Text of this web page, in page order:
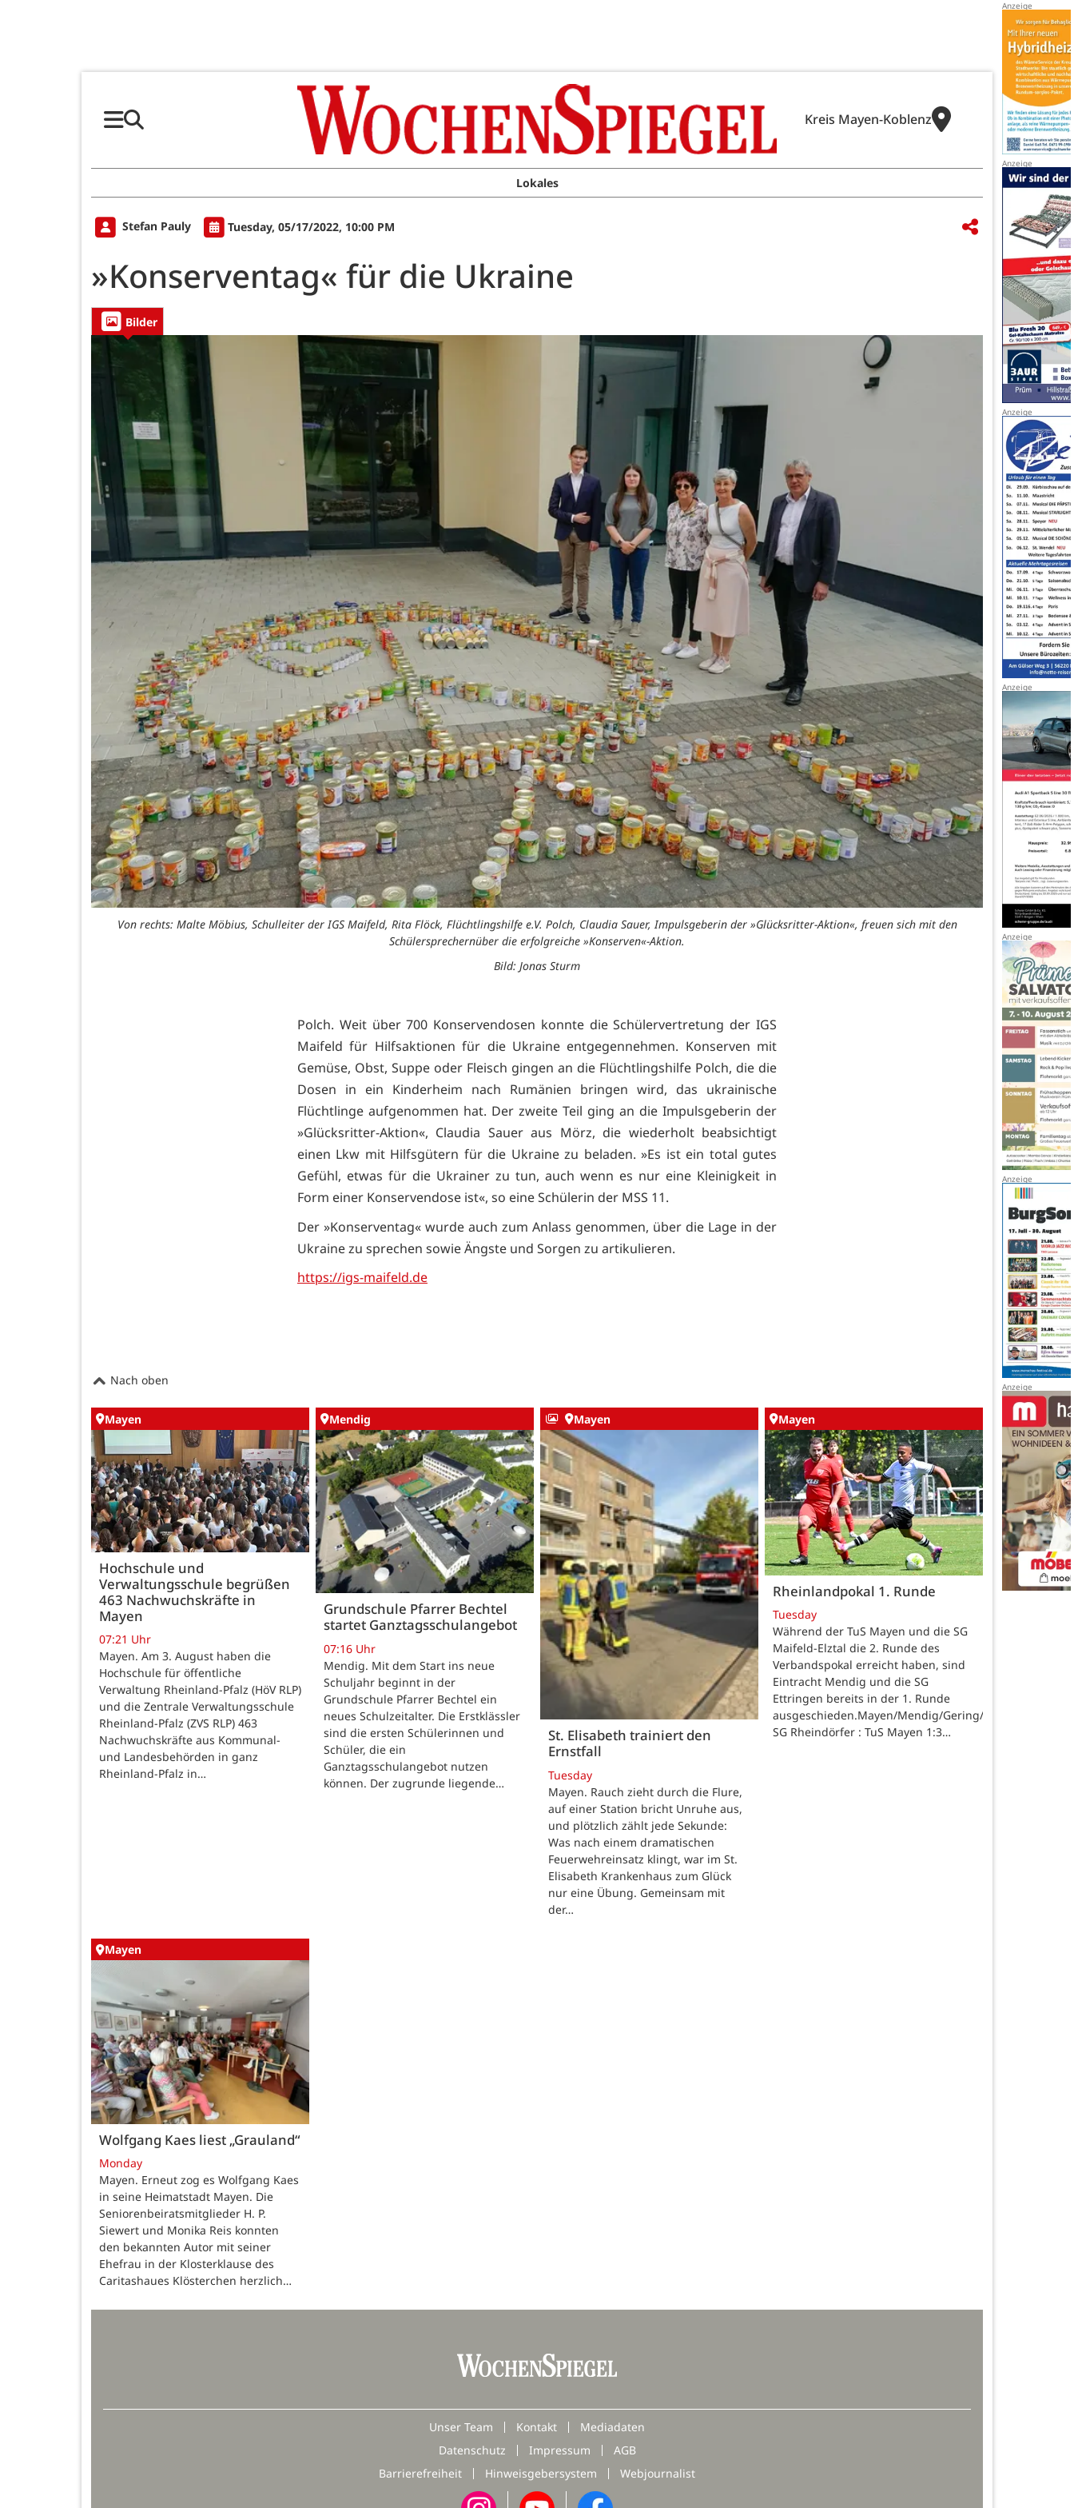
Kreis Mayen-Koblenz
Lokales
Stefan Pauly Tuesday, 05/17/2022, 10:00 PM
»Konserventag« für die Ukraine
Bilder
Von rechts: Malte Möbius, Schulleiter der IGS Maifeld, Rita Flöck, Flüchtlingshilfe e.V. Polch, Claudia Sauer, Impulsgeberin der »Glücksritter-Aktion«, freuen sich mit den
Schülersprechernüber die erfolgreiche »Konserven«-Aktion.
Bild: Jonas Sturm
Polch. Weit über 700 Konservendosen konnte die Schülervertretung der IGS
Maifeld für Hilfsaktionen für die Ukraine entgegennehmen. Konserven mit
Gemüse, Obst, Suppe oder Fleisch gingen an die Flüchtlingshilfe Polch, die die
Dosen in ein Kinderheim nach Rumänien bringen wird, das ukrainische
Flüchtlinge aufgenommen hat. Der zweite Teil ging an die Impulsgeberin der
»Glücksritter-Aktion«, Claudia Sauer aus Mörz, die wiederholt beabsichtigt
einen Lkw mit Hilfsgütern für die Ukraine zu beladen. »Es ist ein total gutes
Gefühl, etwas für die Ukrainer zu tun, auch wenn es nur eine Kleinigkeit in
Form einer Konservendose ist«, so eine Schülerin der MSS 11.
Der »Konserventag« wurde auch zum Anlass genommen, über die Lage in der
Ukraine zu sprechen sowie Ängste und Sorgen zu artikulieren.
https://igs-maifeld.de
Nach oben
Mayen
Hochschule und
Verwaltungsschule begrüßen
463 Nachwuchskräfte in
Mayen
07:21 Uhr
Mayen. Am 3. August haben die
Hochschule für öffentliche
Verwaltung Rheinland-Pfalz (HöV RLP)
und die Zentrale Verwaltungsschule
Rheinland-Pfalz (ZVS RLP) 463
Nachwuchskräfte aus Kommunal-
und Landesbehörden in ganz
Rheinland-Pfalz in…
Mendig
Grundschule Pfarrer Bechtel
startet Ganztagsschulangebot
07:16 Uhr
Mendig. Mit dem Start ins neue
Schuljahr beginnt in der
Grundschule Pfarrer Bechtel ein
neues Schulzeitalter. Die Erstklässler
sind die ersten Schülerinnen und
Schüler, die ein
Ganztagsschulangebot nutzen
können. Der zugrunde liegende…
Mayen
St. Elisabeth trainiert den
Ernstfall
Tuesday
Mayen. Rauch zieht durch die Flure,
auf einer Station bricht Unruhe aus,
und plötzlich zählt jede Sekunde:
Was nach einem dramatischen
Feuerwehreinsatz klingt, war im St.
Elisabeth Krankenhaus zum Glück
nur eine Übung. Gemeinsam mit
der…
Mayen
Rheinlandpokal 1. Runde
Tuesday
Während der TuS Mayen und die SG
Maifeld-Elztal die 2. Runde des
Verbandspokal erreicht haben, sind
Eintracht Mendig und die SG
Ettringen bereits in der 1. Runde
ausgeschieden.Mayen/Mendig/Gering/Ettringen.
SG Rheindörfer : TuS Mayen 1:3…
Mayen
Wolfgang Kaes liest „Grauland“
Monday
Mayen. Erneut zog es Wolfgang Kaes
in seine Heimatstadt Mayen. Die
Seniorenbeiratsmitglieder H. P.
Siewert und Monika Reis konnten
den bekannten Autor mit seiner
Ehefrau in der Klosterklause des
Caritashaues Klösterchen herzlich…
Unser Team Kontakt
Mediadaten
Datenschutz
Impressum
AGB
Barrierefreiheit
Hinweisgebersystem Webjournalist